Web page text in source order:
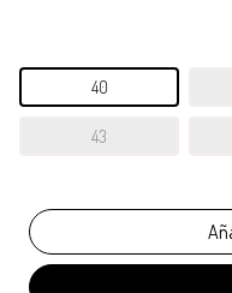
40
43